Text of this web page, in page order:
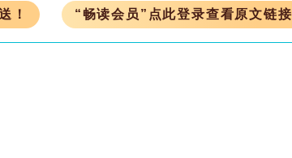
！ “畅读会员”点此登录查看原文链接